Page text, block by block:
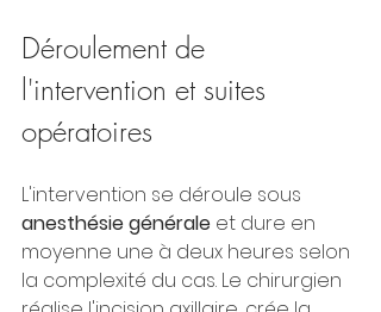
Déroulement de
l'intervention et suites
opératoires
L'intervention se déroule sous
anesthésie générale et dure en
moyenne une à deux heures selon
la complexité du cas. Le chirurgien